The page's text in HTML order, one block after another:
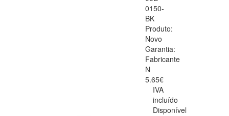
0150-
BK
Produto:
Novo
Garantia:
Fabricante
N
5.65€
IVA
incluído
Disponível